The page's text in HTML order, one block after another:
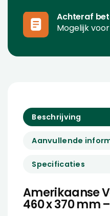
Achteraf
Mogelijk
Beschrijving
Aanvullende
Specificaties
Amerikaanse
460 x 370 mm